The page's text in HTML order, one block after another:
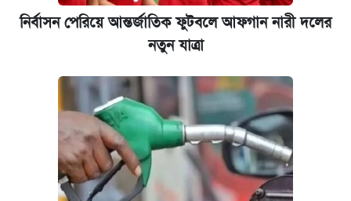
নির্বাসন পেরিয়ে আন্তর্জাতিক ফুটবলে আফগান নারী দলের
নতুন যাত্রা